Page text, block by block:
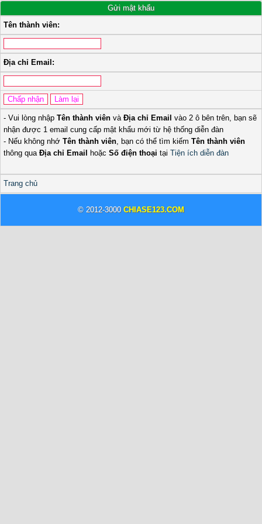
Gửi mật khẩu
Tên thành viên:
Địa chỉ Email:
- Vui lòng nhập Tên thành viên và Địa chỉ Email vào 2 ô bên trên, bạn sẽ
nhận được 1 email cung cấp mật khẩu mới từ hệ thống diễn đàn
- Nếu không nhớ Tên thành viên, bạn có thể tìm kiếm Tên thành viên
thông qua Địa chỉ Email hoặc Số điện thoại tại Tiện ích diễn đàn
Trang chủ
© 2012-3000 CHIASE123.COM